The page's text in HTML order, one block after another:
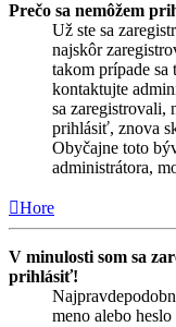
Prečo sa nemôžem
Už ste sa
najskôr
takom prípade
kontaktujte
sa zaregistrovali,
prihlásiť, znova
Obyčajne toto
administrátora,
Hore
V minulosti som sa
prihlásiť!
meno alebo